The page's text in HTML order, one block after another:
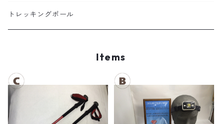
マット・その他
キッズスノーウェア
スノーゴーグル
帽子
トレッキングポール
Items